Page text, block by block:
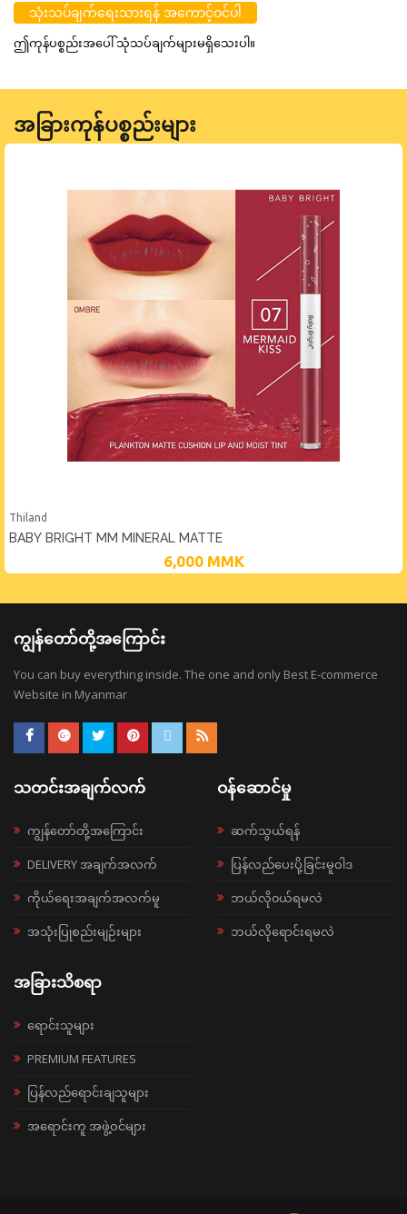
သုံးသပ်ချက်ရေးသားရန် အကောင့်ဝင်ပါ
ဤကုန်ပစ္စည်းအပေါ် သုံသပ်ချက်များမရှိသေးပါ။
အခြားကုန်ပစ္စည်းများ
Thiland
BABY BRIGHT MM MINERAL MATTE
6,000 MMK
ကျွန်တော်တို့အကြောင်း
You can buy everything inside. The one and only Best E-commerce
Website in Myanmar
သတင်းအချက်လက်
ကျွန်တော်တို့အကြောင်း
DELIVERY အချက်အလက်
ကိုယ်ရေးအချက်အလက်မူ
အသုံးပြုစည်းမျဉ်းများ
ဝန်ဆောင်မှု
ဆက်သွယ်ရန်
ပြန်လည်ပေးပို့ခြင်းမူဝါဒ
ဘယ်လို၀ယ်ရမလဲ
ဘယ်လိုရောင်းရမလဲ
အခြားသိစရာ
ရောင်းသူများ
PREMIUM FEATURES
ပြန်လည်ရောင်းချသူများ
အရောင်းကူ အဖွဲ့ဝင်များ